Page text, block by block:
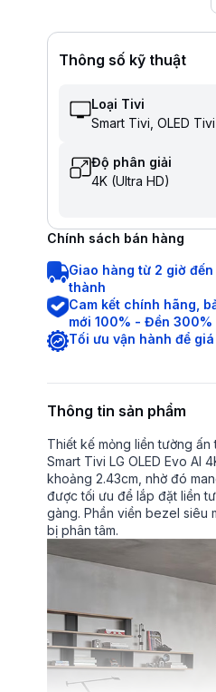
Thông số kỹ thuật
Loại Tivi
Smart Tivi OLED Tivi
Độ phân giải
4K (Ultra HD)
Chính sách bán hàng
Giao hàng từ 2 giờ
thành
Cam kết chính hãng,
mới 100% - Đền 300%
Tối ưu vận hành để
Thông tin sản phẩm
Thiết kế mỏng liền tường
Smart Tivi LG OLED Evo AI
khoảng 2.43cm, nhờ đó
được tối ưu để lắp đặt liền
gàng. Phần viền bezel siêu
bị phân tâm.